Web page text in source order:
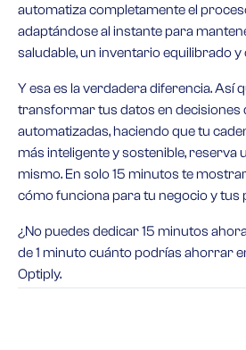
automatiza completamente el
adaptándose al instante para
saludable, un inventario equilibrado
Y esa es la verdadera diferencia. Así
transformar tus datos en decisiones
automatizadas, haciendo que tu
más inteligente y sostenible, reserva
mismo. En solo 15 minutos te
cómo funciona para tu negocio y tus
¿No puedes dedicar 15 minutos
de 1 minuto cuánto podrías ahorrar
Optiply.